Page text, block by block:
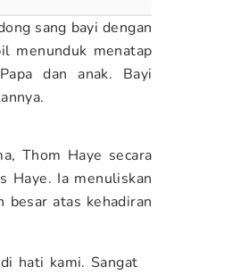
sang bayi dengan
menunduk menatap
dan anak. Bayi
Thom Haye secara
Haye. Ia menuliskan
besar atas kehadiran
hati kami. Sangat